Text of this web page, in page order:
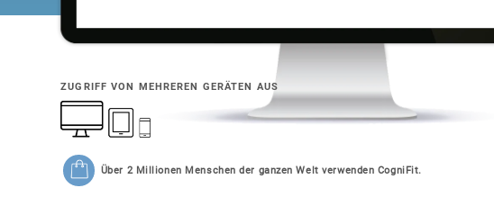
ZUGRIFF VON MEHREREN GERÄTEN AUS
Über 2 Millionen Menschen der ganzen Welt verwenden CogniFit.